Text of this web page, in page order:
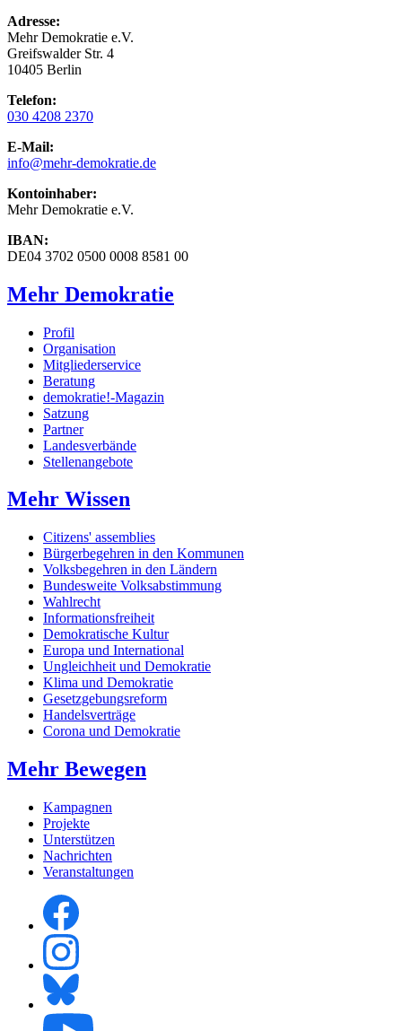
Adresse:
Mehr Demokratie e.V.
Greifswalder Str. 4
10405 Berlin
Telefon:
030 4208 2370
E-Mail:
info@mehr-demokratie.de
Kontoinhaber:
Mehr Demokratie e.V.
IBAN:
DE04 3702 0500 0008 8581 00
Mehr Demokratie
Profil
Organisation
Mitgliederservice
Beratung
demokratie!-Magazin
Satzung
Partner
Landesverbände
Stellenangebote
Mehr Wissen
Citizens' assemblies
Bürgerbegehren in den Kommunen
Volksbegehren in den Ländern
Bundesweite Volksabstimmung
Wahlrecht
Informationsfreiheit
Demokratische Kultur
Europa und International
Ungleichheit und Demokratie
Klima und Demokratie
Gesetzgebungsreform
Handelsverträge
Corona und Demokratie
Mehr Bewegen
Kampagnen
Projekte
Unterstützen
Nachrichten
Veranstaltungen